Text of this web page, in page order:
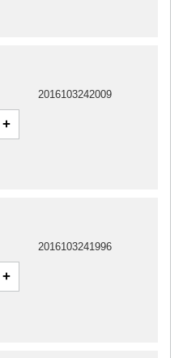
2016103242009
+
2016103241996
+